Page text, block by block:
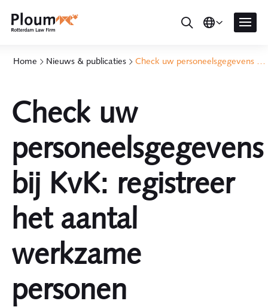
Home Nieuws & publicaties Check uw personeelsgegevens bij KvK: registreer het aantal werkzame personen
Check uw
personeelsgegevens
bij KvK: registreer
het aantal
werkzame
personen